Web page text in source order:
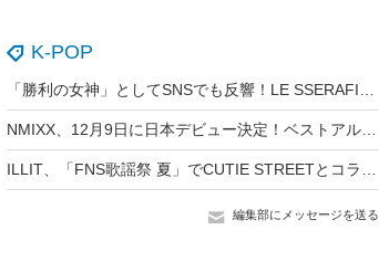
K-POP
編集部にメッセージを送る